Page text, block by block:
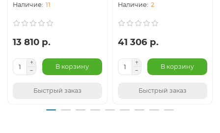
11
13 810 р.
В корзину
Быстрый заказ
2
41 306 р.
В корзину
Быстрый заказ